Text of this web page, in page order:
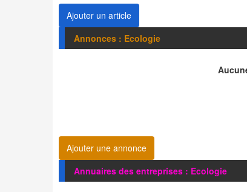
Ajouter un article
Annonces : Ecologie
Ajouter une annonce
Annuaires des entreprises : Ecologie